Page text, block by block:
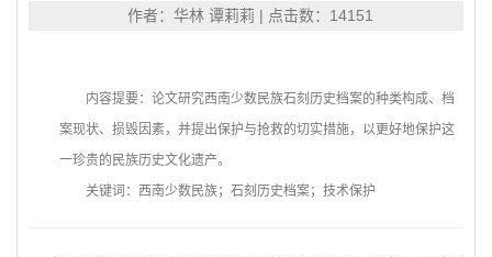
作者：华林 谭莉莉 | 点击数：14151
内容提要：论文研究西南少数民族石刻历史档案的种类构成、档
案现状、损毁因素，并提出保护与抢救的切实措施，以更好地保护这
一珍贵的民族历史文化遗产。
关键词：西南少数民族；石刻历史档案；技术保护